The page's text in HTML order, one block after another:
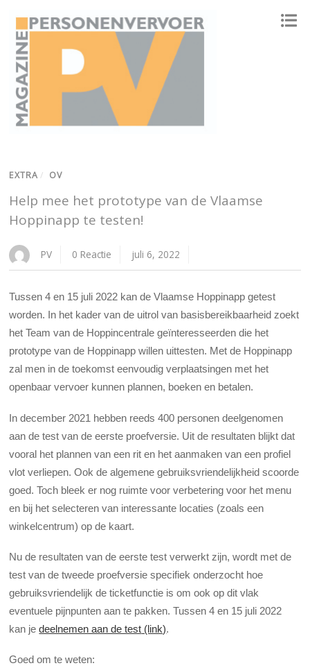
EXTRA / OV
Help mee het prototype van de Vlaamse
Hoppinapp te testen!
PV 0 Reactie juli 6, 2022
Tussen 4 en 15 juli 2022 kan de Vlaamse Hoppinapp getest
worden. In het kader van de uitrol van basisbereikbaarheid zoekt
het Team van de Hoppincentrale geïnteresseerden die het
prototype van de Hoppinapp willen uittesten. Met de Hoppinapp
zal men in de toekomst eenvoudig verplaatsingen met het
openbaar vervoer kunnen plannen, boeken en betalen.
In december 2021 hebben reeds 400 personen deelgenomen
aan de test van de eerste proefversie. Uit de resultaten blijkt dat
vooral het plannen van een rit en het aanmaken van een profiel
vlot verliepen. Ook de algemene gebruiksvriendelijkheid scoorde
goed. Toch bleek er nog ruimte voor verbetering voor het menu
en bij het selecteren van interessante locaties (zoals een
winkelcentrum) op de kaart.
Nu de resultaten van de eerste test verwerkt zijn, wordt met de
test van de tweede proefversie specifiek onderzocht hoe
gebruiksvriendelijk de ticketfunctie is om ook op dit vlak
eventuele pijnpunten aan te pakken. Tussen 4 en 15 juli 2022
kan jedeelnemen aan de test (link).
Goed om te weten: